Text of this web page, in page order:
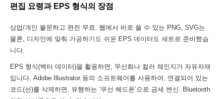
편집 요령과 EPS 형식의 장점
상업/개인 불문하고 완전 무료. 웹에서 바로 쓸 수 있는 PNG, SVG는
물론, 디자인에 맞춰 가공하기도 쉬운 EPS 데이터도 세트로 준비했습
니다.
EPS 형식(벡터 데이터)을 활용하면, 무선화나 컬러 체인지가 자유자재
입니다. Adobe Illustrator 등의 소프트웨어를 사용하여, 연결되어 있는
코드(선)를 삭제하면, 유행하는 ‘무선 헤드폰’으로 금세 변신. Bluetooth